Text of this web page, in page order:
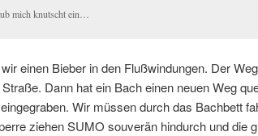
mich knutscht ein…
einen Bieber in den Flußwindungen. Der
Dann hat ein Bach einen neuen Weg
Wir müssen durch das Bachbett
ziehen SUMO souverän hindurch und die